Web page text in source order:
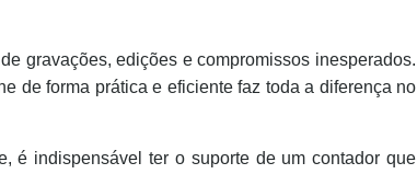
gravações, edições e compromissos inesperados.
de forma prática e eficiente faz toda a diferença no
é indispensável ter o suporte de um contador que